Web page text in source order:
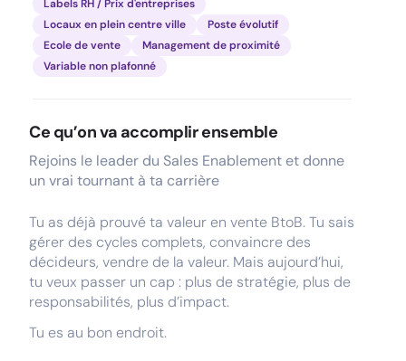
Labels RH / Prix d'entreprises
Locaux en plein centre ville
Poste évolutif
Ecole de vente
Management de proximité
Variable non plafonné
Ce qu’on va accomplir ensemble
Rejoins le leader du Sales Enablement et donne
un vrai tournant à ta carrière
Tu as déjà prouvé ta valeur en vente BtoB. Tu sais
gérer des cycles complets, convaincre des
décideurs, vendre de la valeur. Mais aujourd’hui,
tu veux passer un cap : plus de stratégie, plus de
responsabilités, plus d’impact.
Tu es au bon endroit.